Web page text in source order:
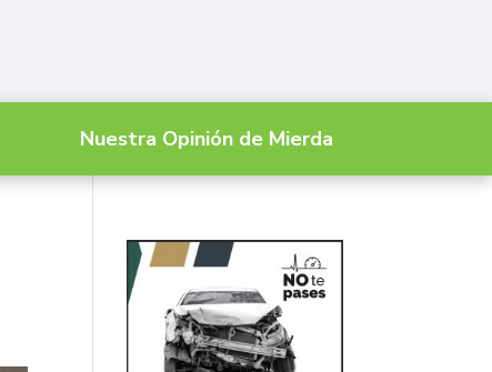
Nuestra Opinión de Mierda